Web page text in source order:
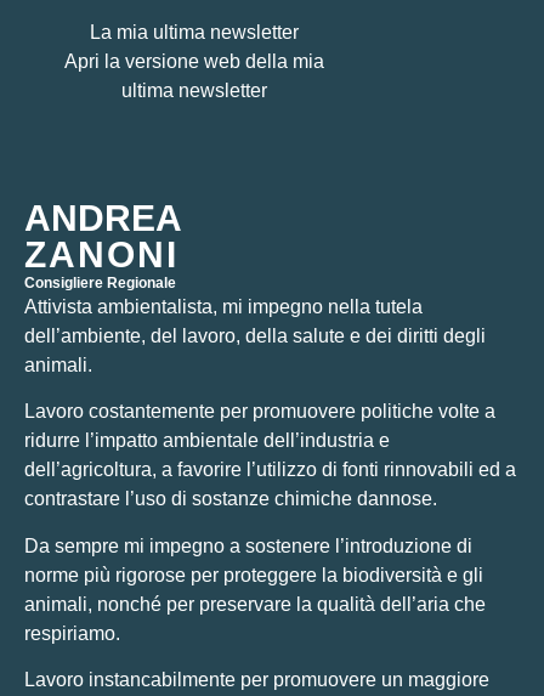
ANDREA
ZANONI
Consigliere Regionale
Attivista ambientalista, mi impegno nella tutela
dell’ambiente, del lavoro, della salute e dei diritti degli
animali.
Lavoro costantemente per promuovere politiche volte a
ridurre l’impatto ambientale dell’industria e
dell’agricoltura, a favorire l’utilizzo di fonti rinnovabili ed a
contrastare l’uso di sostanze chimiche dannose.
Da sempre mi impegno a sostenere l’introduzione di
norme più rigorose per proteggere la biodiversità e gli
animali, nonché per preservare la qualità dell’aria che
respiriamo.
Lavoro instancabilmente per promuovere un maggiore
La mia ultima newsletter
Apri la versione web della mia
ultima newsletter